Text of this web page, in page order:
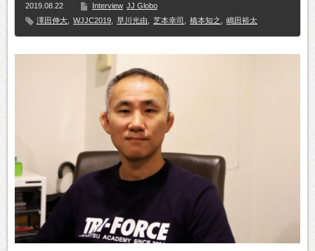
2019.08.22 Interview JJ Globo
澤田伸大
WJJC2019 早川光由 芝本幸司 橋本知之 嶋田裕太